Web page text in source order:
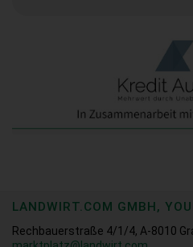
LANDWIRT.COM GMBH,
Rechbauerstraße 4/1/4, A-8010